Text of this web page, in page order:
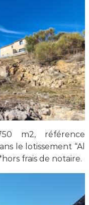
m2, référence
le lotissement “Al
frais de notaire.